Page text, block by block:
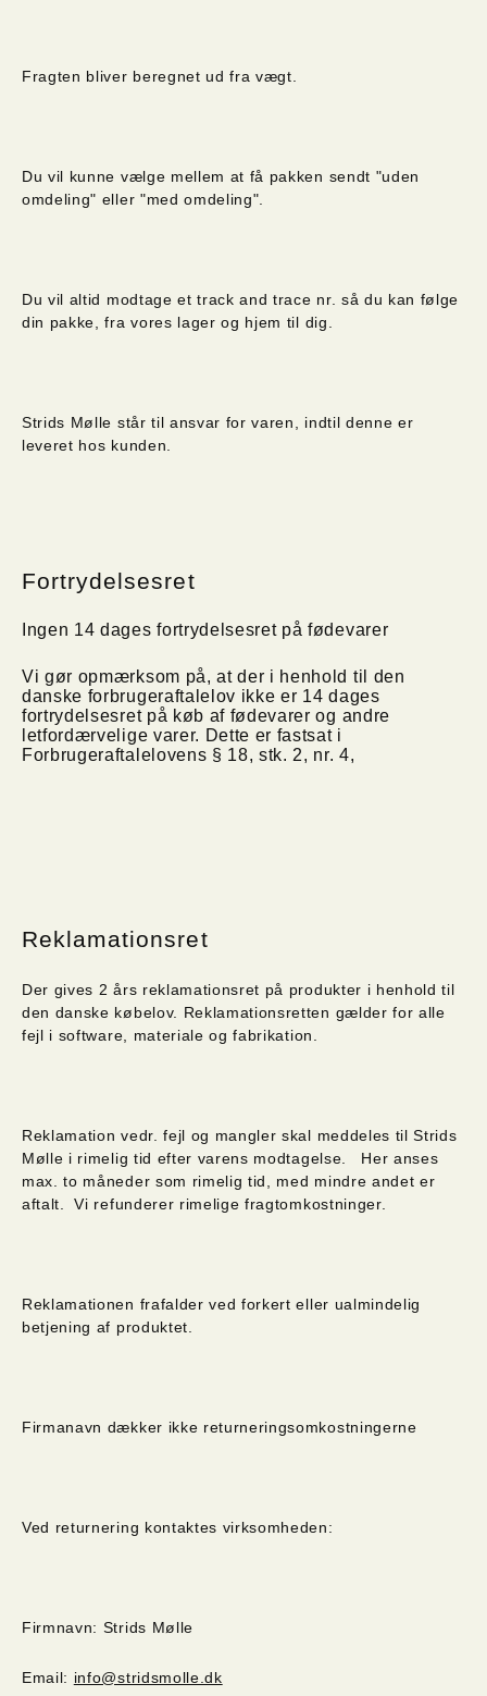
Fragten bliver beregnet ud fra vægt.
Du vil kunne vælge mellem at få pakken sendt "uden
omdeling" eller "med omdeling".
Du vil altid modtage et track and trace nr. så du kan følge
din pakke, fra vores lager og hjem til dig.
Strids Mølle står til ansvar for varen, indtil denne er
leveret hos kunden.
Fortrydelsesret
Ingen 14 dages fortrydelsesret på fødevarer
Vi gør opmærksom på, at der i henhold til den
danske forbrugeraftalelov ikke er 14 dages
fortrydelsesret på køb af fødevarer og andre
letfordærvelige varer. Dette er fastsat i
Forbrugeraftalelovens § 18, stk. 2, nr. 4,
Reklamationsret
Der gives 2 års reklamationsret på produkter i henhold til
den danske købelov. Reklamationsretten gælder for alle
fejl i software, materiale og fabrikation.
Reklamation vedr. fejl og mangler skal meddeles til Strids
Mølle i rimelig tid efter varens modtagelse.
Her anses
max. to måneder som rimelig tid, med mindre andet er
aftalt.
Vi refunderer rimelige fragtomkostninger.
Reklamationen frafalder ved forkert eller ualmindelig
betjening af produktet.
Firmanavn dækker ikke returneringsomkostningerne
Ved returnering kontaktes virksomheden:
Firmnavn: Strids Mølle
Email: info@stridsmolle.dk